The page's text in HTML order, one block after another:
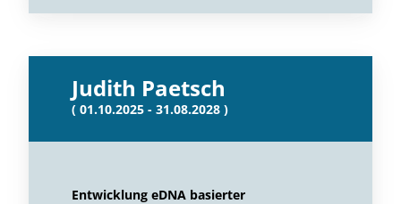
Judith Paetsch
( 01.10.2025 - 31.08.2028 )
Entwicklung eDNA basierter